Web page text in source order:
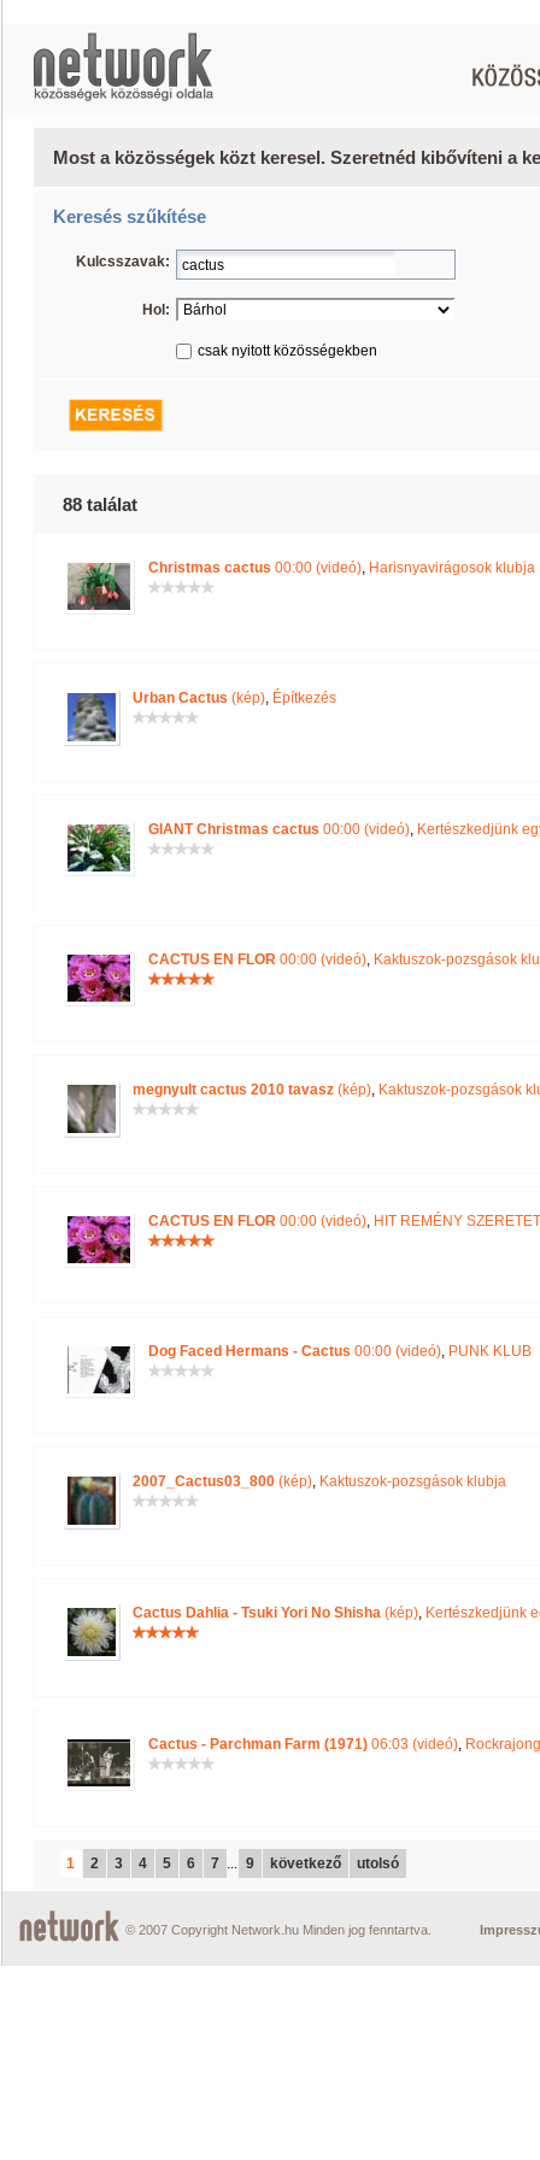
Most a közösségek közt keresel. Szeretnéd kibővíteni a
Keresés szűkítése
Kulcsszavak:
Hol:
csak nyitott közösségekben
88 találat
Christmas cactus 00:00 (videó), Harisnyavirágosok klubja
Urban Cactus (kép), Építkezés
GIANT Christmas cactus 00:00 (videó), Kertészkedjünk
CACTUS EN FLOR 00:00 (videó), Kaktuszok-pozsgások
megnyult cactus 2010 tavasz (kép), Kaktuszok-pozsgások
CACTUS EN FLOR 00:00 (videó), HIT REMÉNY SZERETET
Dog Faced Hermans - Cactus 00:00 (videó), PUNK KLUB
2007_Cactus03_800 (kép), Kaktuszok-pozsgások klubja
Cactus Dahlia - Tsuki Yori No Shisha (kép), Kertészkedjünk
Cactus - Parchman Farm (1971) 06:03 (videó),
1 2 3 4 5 6 7 ... 9 következő utolsó
© 2007 Copyright Network.hu Minden jog fenntartva.